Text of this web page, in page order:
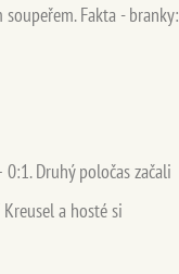
Fakta - branky:
Druhý poločas začali
a hosté si